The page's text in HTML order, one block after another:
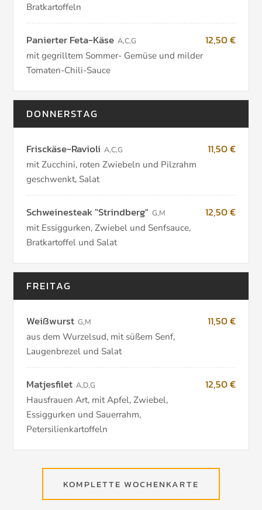
Bratkartoffeln
Panierter Feta-Käse A,C,G
mit gegrilltem Sommer- Gemüse und milder
Tomaten-Chili-Sauce
12,50 €
DONNERSTAG
Frisckäse-Ravioli A,C,G
mit Zucchini, roten Zwiebeln und Pilzrahm
geschwenkt, Salat
11,50 €
Schweinesteak "Strindberg" G,M
mit Essiggurken, Zwiebel und Senfsauce,
Bratkartoffel und Salat
12,50 €
FREITAG
Weißwurst G,M
aus dem Wurzelsud, mit süßem Senf,
Laugenbrezel und Salat
11,50 €
Matjesfilet A,D,G
Hausfrauen Art, mit Apfel, Zwiebel,
Essiggurken und Sauerrahm,
Petersilienkartoffeln
12,50 €
KOMPLETTE WOCHENKARTE